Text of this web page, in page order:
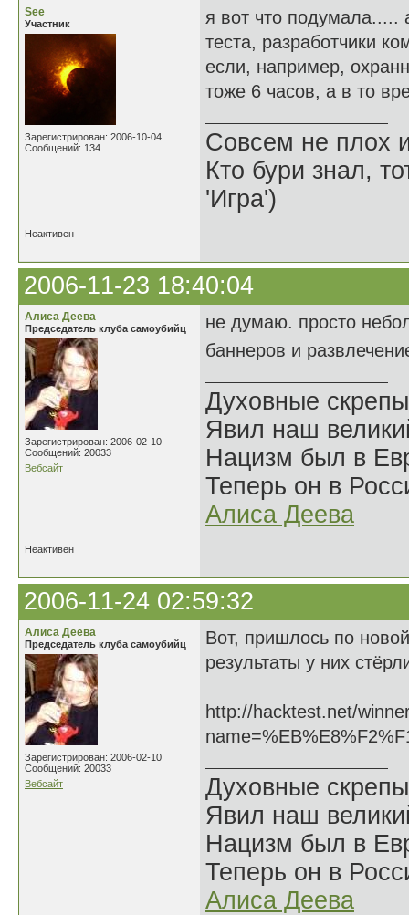
See
Участник
Зарегистрирован: 2006-10-04
Сообщений: 134
я вот что подумала.....
теста, разработчики
если, например,
тоже 6 часов, а в то
Совсем не плох
Кто бури знал,
'Игра')
Неактивен
2006-11-23 18:40:04
Алиса Деева
Председатель клуба самоубийц
Зарегистрирован: 2006-02-10
Сообщений: 20033
Вебсайт
не думаю. просто
баннеров и
Духовные
Явил наш
Нацизм был в
Теперь он в
Алиса Деева
Неактивен
2006-11-24 02:59:32
Алиса Деева
Председатель клуба самоубийц
Зарегистрирован: 2006-02-10
Сообщений: 20033
Вебсайт
Вот, пришлось по
результаты у них
http://hacktest.net/
Духовные
Явил наш
Нацизм был в
Теперь он в
Алиса Деева